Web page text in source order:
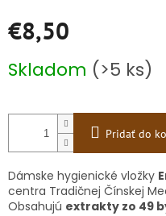
€8,50
cena:
Skladom (>5 ks)
Pridať do
Dámske hygienické vložky
centra Tradičnej Čínskej
Obsahujú extrakty zo 49